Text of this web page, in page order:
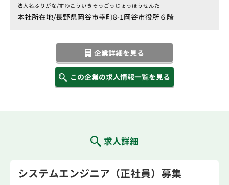
法人名ふりがな/すわこういきそうごうじょうほうせんた
本社所在地/長野県岡谷市幸町8-1岡谷市役所６階
企業詳細を見る
この企業の求人情報一覧を見る
求人詳細
システムエンジニア（正社員）募集